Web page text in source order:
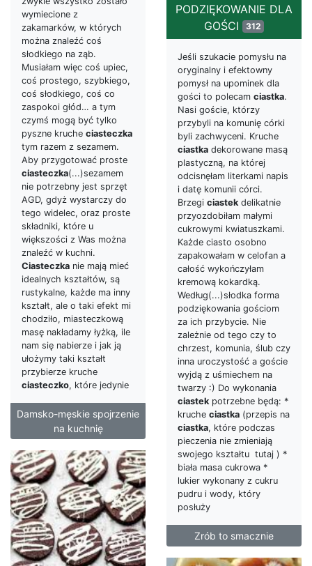
wymiecione z
zakamarków, w których
można znaleźć coś
słodkiego na ząb.
Musiałam więc coś upiec,
coś prostego, szybkiego,
coś słodkiego, coś co
zaspokoi głód… a tym
czymś mogą być tylko
pyszne kruche ciasteczka
tym razem z sezamem.
Aby przygotować proste
ciasteczka(...)sezamem
nie potrzebny jest sprzęt
AGD, gdyż wystarczy do
tego widelec, oraz proste
składniki, które u
większości z Was można
znaleźć w kuchni.
Ciasteczka nie mają mieć
idealnych kształtów, są
rustykalne, każde ma inny
kształt, ale o taki efekt mi
chodziło, miasteczkową
masę nakładamy łyżką, ile
nam się nabierze i jak ją
ułożymy taki kształt
przybierze kruche
ciasteczko, które jedynie
Damsko-męskie spojrzenie
na kuchnię
PODZIĘKOWANIE DLA
GOŚCI
312
Jeśli szukacie pomysłu na
oryginalny i efektowny
pomysł na upominek dla
gości to polecam ciastka.
Nasi goście, którzy
przybyli na komunię córki
byli zachwyceni. Kruche
ciastka dekorowane masą
plastyczną, na której
odcisnęłam literkami napis
i datę komunii córci.
Brzegi ciastek delikatnie
przyozdobiłam małymi
cukrowymi kwiatuszkami.
Każde ciasto osobno
zapakowałam w celofan a
całość wykończyłam
kremową kokardką.
Według(...)słodka forma
podziękowania gościom
za ich przybycie. Nie
zależnie od tego czy to
chrzest, komunia, ślub czy
inna uroczystość a goście
wyjdą z uśmiechem na
twarzy :) Do wykonania
ciastek potrzebne będą: *
kruche ciastka (przepis na
ciastka, które podczas
pieczenia nie zmieniają
swojego kształtu tutaj ) *
biała masa cukrowa *
lukier wykonany z cukru
pudru i wody, który
posłuży
Zrób to smacznie